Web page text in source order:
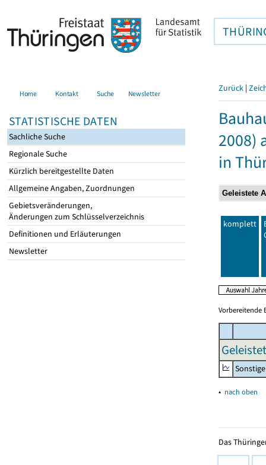
Home Kontakt Suche Newsletter
STATISTISCHE DATEN
Sachliche Suche
Regionale Suche
Kürzlich bereitgestellte Daten
Allgemeine Angaben, Zuordnungen
Gebietsveränderungen,
Änderungen zum Schlüsselverzeichnis
Definitionen und Erläuterungen
Newsletter
Zurück |
2008)
in
komplett
Vorbereitende
▴ nach oben
Das